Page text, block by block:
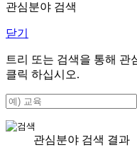
관심분야 검색
닫기
트리 또는 검색을 통해 관
클릭 하십시오.
관심분야 검색 결과